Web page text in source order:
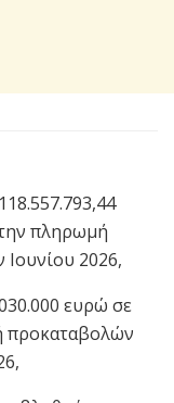
πληρωμή
2026,
ευρώ σε
προκαταβολών